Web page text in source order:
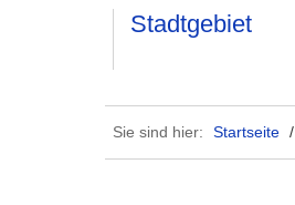
Stadtgebiet
Sie sind hier: Startseite /